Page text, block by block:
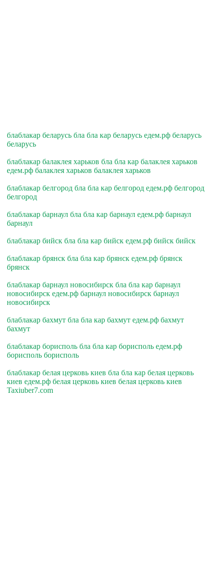
блаблакар беларусь бла бла кар беларусь едем.рф беларусь
беларусь
блаблакар балаклея харьков бла бла кар балаклея харьков
едем.рф балаклея харьков балаклея харьков
блаблакар белгород бла бла кар белгород едем.рф белгород
белгород
блаблакар барнаул бла бла кар барнаул едем.рф барнаул
барнаул
блаблакар бийск бла бла кар бийск едем.рф бийск бийск
блаблакар брянск бла бла кар брянск едем.рф брянск
брянск
блаблакар барнаул новосибирск бла бла кар барнаул
новосибирск едем.рф барнаул новосибирск барнаул
новосибирск
блаблакар бахмут бла бла кар бахмут едем.рф бахмут
бахмут
блаблакар борисполь бла бла кар борисполь едем.рф
борисполь борисполь
блаблакар белая церковь киев бла бла кар белая церковь
киев едем.рф белая церковь киев белая церковь киев
Taxiuber7.com